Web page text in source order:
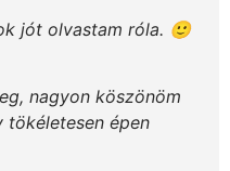
jót olvastam róla. 🙂
nagyon köszönöm
tökéletesen épen